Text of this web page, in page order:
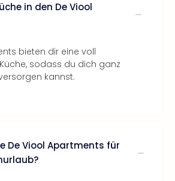
in den De Viool
bieten dir eine voll
sodass du dich ganz
kannst.
De Viool Apartments für